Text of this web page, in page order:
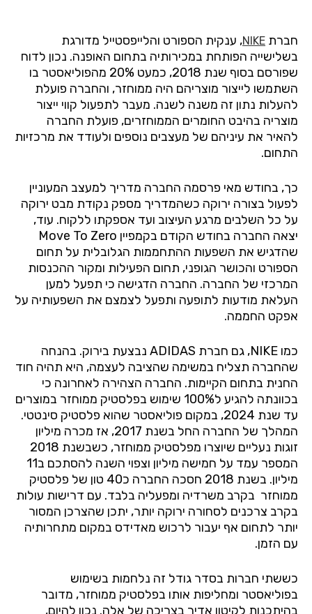
חברת NIKE, ענקית הספורט והלייפסטייל מדורגת
בשלישייה הפותחת במכירותיה בתחום האופנה. נכון לדוח
שפורסם בסוף שנת 2018, כמעט 20% מהפוליאסטר בו
השתמשו לייצור מוצריהם היה ממוחזר, והחברה פועלת
להעלות נתון זה משנה לשנה. מעבר לתפעול קווי ייצור
מוצריה בהיבט החומרים הממוחזרים, פועלת החברה
להאיר את עיניהם של מעצבים נוספים ולעודד את מרכזיות
התחום.
כך, בחודש מאי פרסמה החברה מדריך למעצב המעוניין
לפעול בצורה ירוקה כשהמדריך מספק נקודת מבט ירוקה
על כל השלבים מרגע העיצוב ועד אספקתו ללקוח. עוד,
יצאה החברה בחודש הקודם בקמפיין Move To Zero
שהדגיש את השפעות ההתחממות הגלובלית על תחום
הספורט והכושר הגופני, תחום הפעילות ומקור ההכנסות
המרכזי של החברה. החברה הדגישה כי תפעל למען
העלאת מודעות לתופעה ותפעל לצמצם את השפעותיה על
אפקט החממה.
כמו NIKE, גם חברת ADIDAS נבצעת בירוק. בהנחה
שהחברה תצליח במשימה שהציבה לעצמה, היא תהיה חוד
החנית בתחום הקיימות. החברה הצהירה לאחרונה כי
בכוונתה להגיע ל100% שימוש בפלסטיק ממוחזר במוצרים
עד שנת 2024, במקום פוליאסטר שהוא פלסטיק סינטטי.
המהלך של החברה החל בשנת 2017, אז מכרה מיליון
זוגות נעליים שיוצרו מפלסטיק ממוחזר, כשבשנת 2018
המספר עמד על חמישה מיליון וצפוי השנה להסתכם ב11
מיליון. בשנת 2018 חסכה החברה כ40 טון של פלסטיק
ממוחזר בקרב משרדיה ומפעליה בלבד. עם דרישות עולות
בקרב צרכנים לסחורה ירוקה יותר, יתכן שהצרכן המסור
יותר לתחום אף יעבור לרכוש מאדידס במקום מתחרותיה
עם הזמן.
כששתי חברות בסדר גודל זה נלחמות בשימוש
בפוליאסטר ומחליפות אותו בפלסטיק ממוחזר, מדובר
בהיתכנות לקיטון אדיר בצריכה של אלה. נכון להיום,